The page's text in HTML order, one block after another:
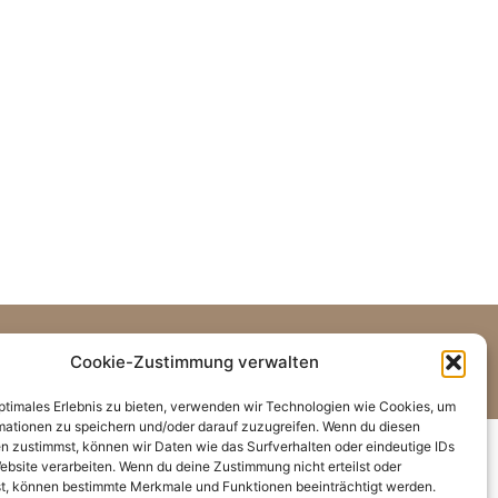
Cookie-Zustimmung verwalten
Erlebnis zu bieten, verwenden wir Technologien wie Cookies, um
zu speichern und/oder darauf zuzugreifen. Wenn du diesen
zustimmst, können wir Daten wie das Surfverhalten oder eindeutige IDs
verarbeiten. Wenn du deine Zustimmung nicht erteilst oder
können bestimmte Merkmale und Funktionen beeinträchtigt werden.
2023,www.anja-zoerner.de